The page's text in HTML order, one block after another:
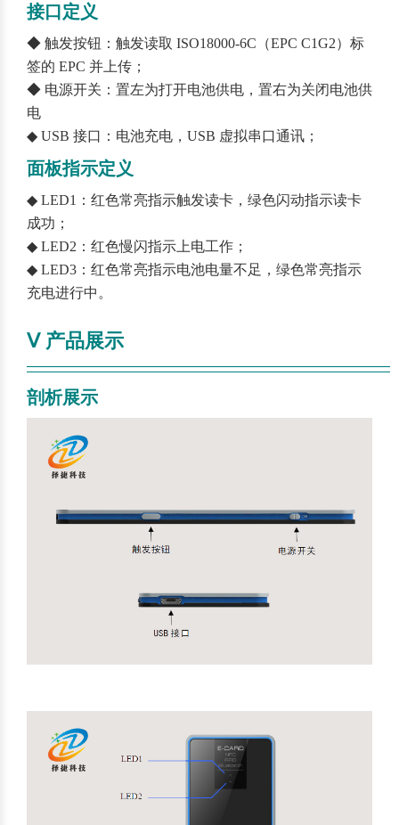
接口定义
◆ 触发按钮：触发读取 ISO18000-6C（EPC C1G2）标
签的 EPC 并上传；
◆ 电源开关：置左为打开电池供电，置右为关闭电池供
电
◆ USB 接口：电池充电，USB 虚拟串口通讯；
面板指示定义
◆ LED1：红色常亮指示触发读卡，绿色闪动指示读卡
成功；
◆ LED2：红色慢闪指示上电工作；
◆ LED3：红色常亮指示电池电量不足，绿色常亮指示
充电进行中。
Ⅴ 产品展示
————————————————————————
剖析展示